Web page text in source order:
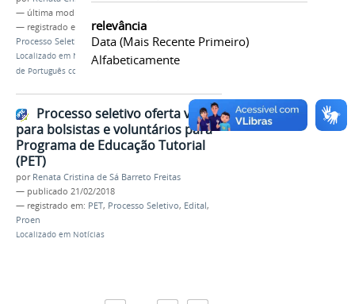
relevância
Data (mais Recente Primeiro)
Alfabeticamente
— última modificação
— registrado em:
Nucli,Idiomas sem Fronteiras
Processo Seletivo
Edital, Português
Localizado em Notícias /Univasf seleciona professor
de Português como Língua Estrangeira/Adicional
Processo seletivo oferta vagas
para bolsistas e voluntários para
Programa de Educação Tutorial
(PET)
por Renata Cristina de Sá Barreto Freitas
— publicado 21/02/2018
— registrado em: PET, Processo Seletivo, Edital,
Proen
Localizado em Notícias